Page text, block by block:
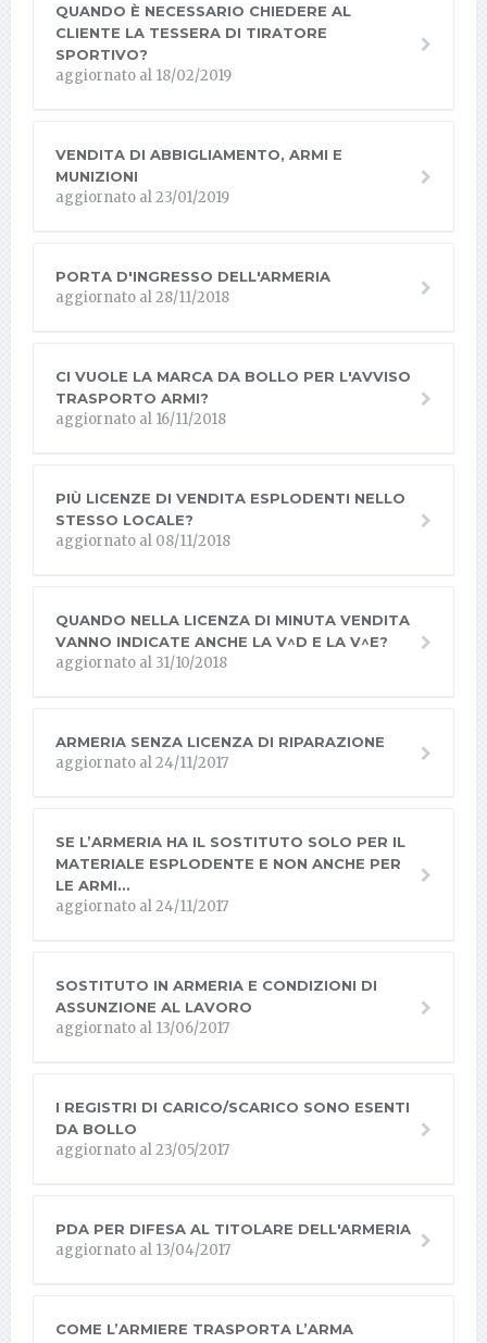
QUANDO È NECESSARIO CHIEDERE AL
CLIENTE LA TESSERA DI TIRATORE
SPORTIVO?
aggiornato al 18/02/2019
VENDITA DI ABBIGLIAMENTO, ARMI E
MUNIZIONI
aggiornato al 23/01/2019
PORTA D'INGRESSO DELL'ARMERIA
aggiornato al 28/11/2018
CI VUOLE LA MARCA DA BOLLO PER L'AVVISO
TRASPORTO ARMI?
aggiornato al 16/11/2018
PIÙ LICENZE DI VENDITA ESPLODENTI NELLO
STESSO LOCALE?
aggiornato al 08/11/2018
QUANDO NELLA LICENZA DI MINUTA VENDITA
VANNO INDICATE ANCHE LA V^D E LA V^E?
aggiornato al 31/10/2018
ARMERIA SENZA LICENZA DI RIPARAZIONE
aggiornato al 24/11/2017
SE L’ARMERIA HA IL SOSTITUTO SOLO PER IL
MATERIALE ESPLODENTE E NON ANCHE PER
LE ARMI…
aggiornato al 24/11/2017
SOSTITUTO IN ARMERIA E CONDIZIONI DI
ASSUNZIONE AL LAVORO
aggiornato al 13/06/2017
I REGISTRI DI CARICO/SCARICO SONO ESENTI
DA BOLLO
aggiornato al 23/05/2017
PDA PER DIFESA AL TITOLARE DELL'ARMERIA
aggiornato al 13/04/2017
COME L’ARMIERE TRASPORTA L’ARMA